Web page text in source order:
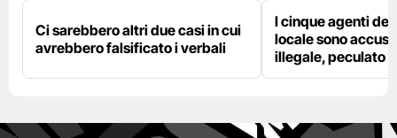
Ci sarebbero altri due casi in cui
avrebbero falsificato i verbali
I cinque agenti
locale sono
illegale, peculato